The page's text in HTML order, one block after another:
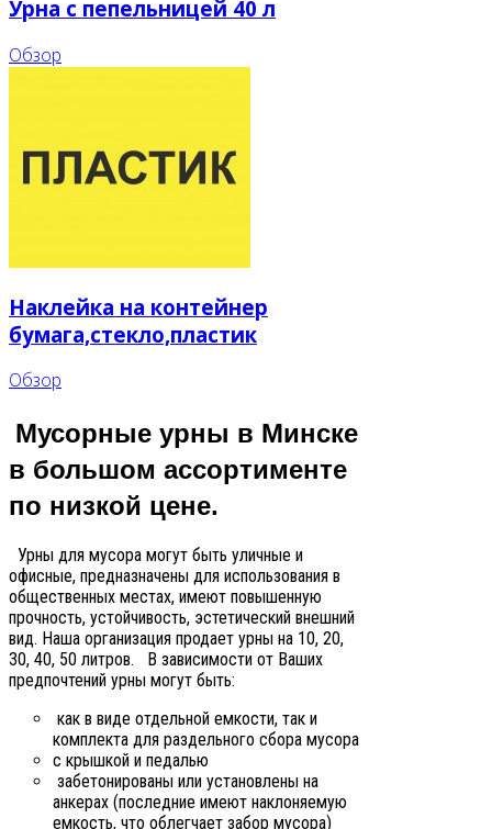
Урна с пепельницей 40 л
Обзор
Наклейка на контейнер
бумага,стекло,пластик
Обзор
Мусорные урны в Минске
в большом ассортименте
по низкой цене.
Урны для мусора могут быть уличные и
офисные, предназначены для использования в
общественных местах, имеют повышенную
прочность, устойчивость, эстетический внешний
вид. Наша организация продает урны на 10, 20,
30, 40, 50 литров. В зависимости от Ваших
предпочтений урны могут быть:
как в виде отдельной емкости, так и
комплекта для раздельного сбора мусора
с крышкой и педалью
забетонированы или установлены на
анкерах (последние имеют наклоняемую
емкость, что облегчает забор мусора)